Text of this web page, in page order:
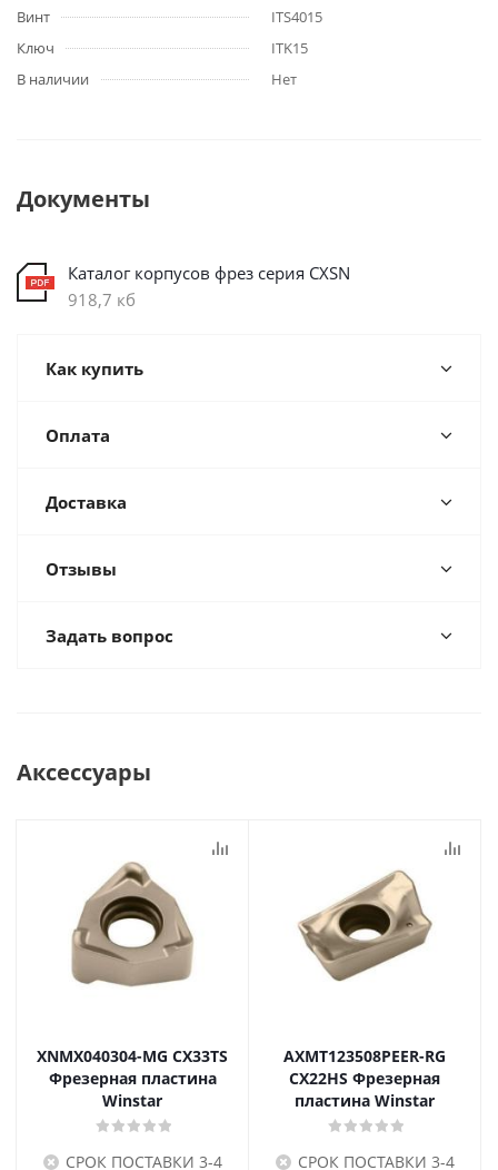
Винт
ITS4015
Ключ
ITK15
В наличии
Нет
Документы
Каталог корпусов фрез серия CXSN
918,7 кб
Как купить
Оплата
Доставка
Отзывы
Задать вопрос
Аксессуары
XNMX040304-MG CX33TS
Фрезерная пластина
Winstar
СРОК ПОСТАВКИ 3-4
AXMT123508PEER-RG
CX22HS Фрезерная
пластина Winstar
СРОК ПОСТАВКИ 3-4